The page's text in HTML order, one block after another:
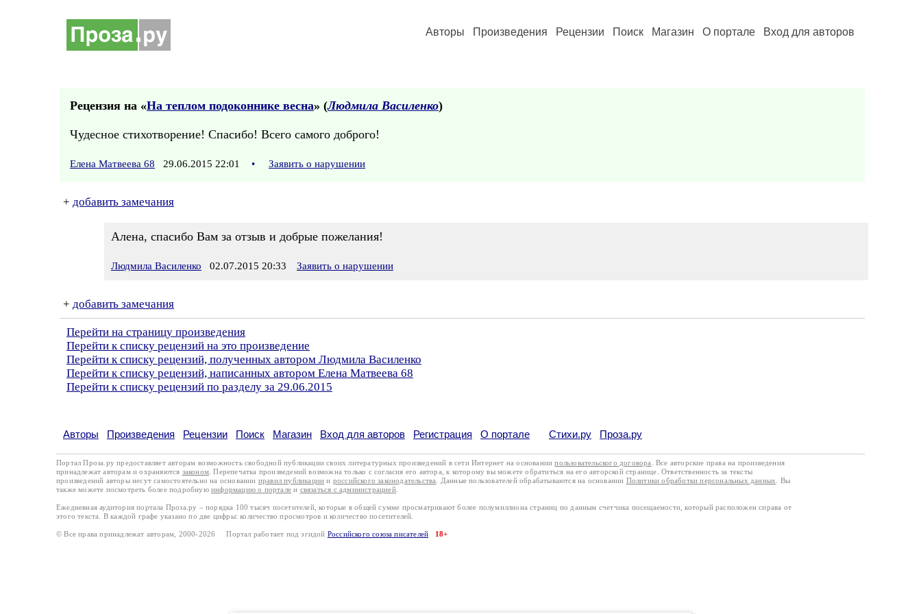
Авторы Произведения Рецензии Поиск Магазин О портале Вход для авторов
Рецензия на «На теплом подоконнике весна» (Людмила Василенко)
Чудесное стихотворение! Спасибо! Всего самого доброго!
Елена Матвеева 68 29.06.2015 22:01 • Заявить о нарушении
+ добавить замечания
Алена, спасибо Вам за отзыв и добрые пожелания!
Людмила Василенко 02.07.2015 20:33 Заявить о нарушении
+ добавить замечания
Перейти на страницу произведения
Перейти к списку рецензий на это произведение
Перейти к списку рецензий, полученных автором Людмила Василенко
Перейти к списку рецензий, написанных автором Елена Матвеева 68
Перейти к списку рецензий по разделу за 29.06.2015
Авторы Произведения Рецензии Поиск Магазин Вход для авторов Регистрация О портале Стихи.ру Проза.ру
Портал Проза.ру предоставляет авторам возможность свободной публикации своих литературных произведений в сети Интернет на основаниипользовательского договора
. Все авторские права на произведения
принадлежат авторам и охраняются законом . Перепечатка произведений возможна только с согласия его автора, к которому вы можете обратиться на его авторской странице. Ответственность за тексты
произведений авторы несут самостоятельно на основании правил публикации и российского законодательства . Данные пользователей обрабатываются на основании Политики обработки персональных данных
. Вы
также можете посмотреть более подробную информацию о портале и связаться с администрацией.
Ежедневная аудитория портала Проза.ру – порядка 100 тысяч посетителей, которые в общей сумме просматривают более полумиллиона страниц по данным счетчика посещаемости, который расположен справа от
этого текста. В каждой графе указано по две цифры: количество просмотров и количество посетителей.
© Все права принадлежат авторам, 2000-2026 Портал работает под эгидой Российского союза писателей 18+